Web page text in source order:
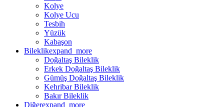
Kolye
Kolye Ucu
Tesbih
Yüzük
Kabaşon
Bileklikexpand_more
Doğaltaş Bileklik
Erkek Doğaltaş Bileklik
Gümüş Doğaltaş Bileklik
Kehribar Bileklik
Bakır Bileklik
Diğerexpand_more